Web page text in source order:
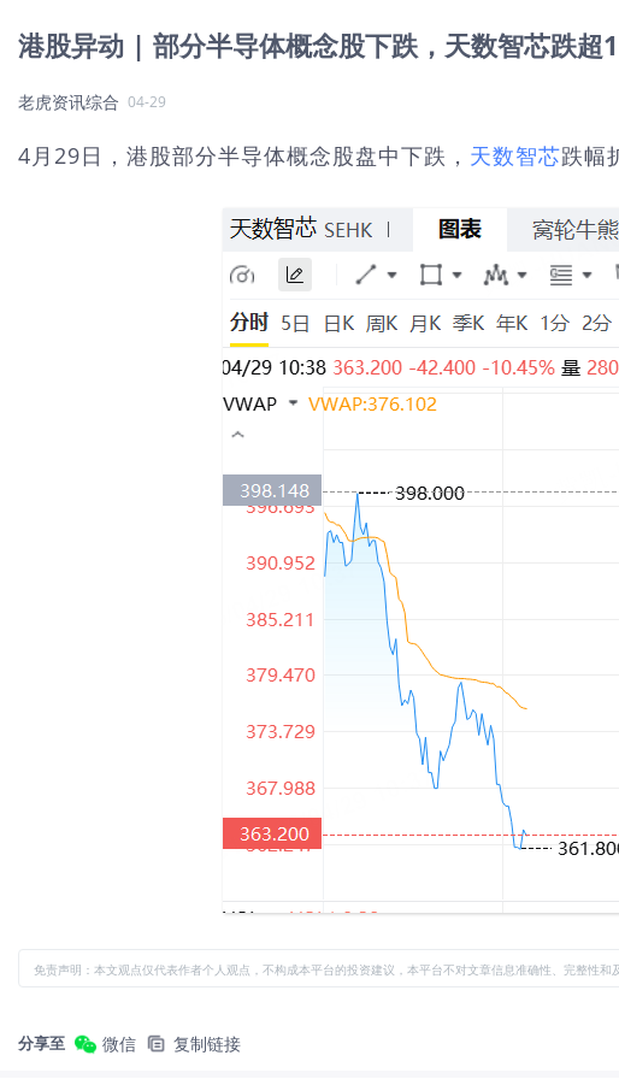
港股异动 | 部分半导体概念股下跌，天数智芯跌超
老虎资讯综合 04-29
4月29日，港股部分半导体概念股盘中下跌， 天数智芯跌幅
免责声明：本文观点仅代表作者个人观点，不构成本平台的投资建议，本平台不对文章信息准确性、完整性
分享至 微信 复制链接